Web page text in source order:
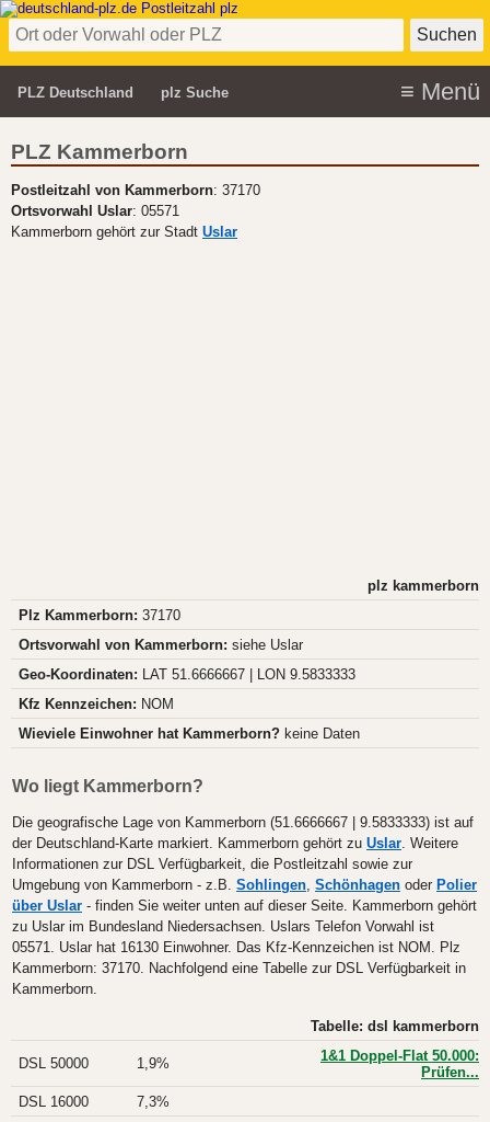
PLZ Deutschland plz Suche
PLZ Kammerborn
Postleitzahl von Kammerborn: 37170
Ortsvorwahl Uslar: 05571
Kammerborn gehört zur Stadt Uslar
plz kammerborn
Plz Kammerborn: 37170
Ortsvorwahl von Kammerborn: siehe Uslar
Geo-Koordinaten: LAT 51.6666667 | LON 9.5833333
Kfz Kennzeichen: NOM
Wieviele Einwohner hat Kammerborn? keine Daten
Wo liegt Kammerborn?
Die geografische Lage von Kammerborn (51.6666667 | 9.5833333) ist auf
der Deutschland-Karte markiert. Kammerborn gehört zu Uslar. Weitere
Informationen zur DSL Verfügbarkeit, die Postleitzahl sowie zur
Umgebung von Kammerborn - z.B. Sohlingen, Schönhagen oder Polier
über Uslar - finden Sie weiter unten auf dieser Seite. Kammerborn gehört
zu Uslar im Bundesland Niedersachsen. Uslars Telefon Vorwahl ist
05571. Uslar hat 16130 Einwohner. Das Kfz-Kennzeichen ist NOM. Plz
Kammerborn: 37170. Nachfolgend eine Tabelle zur DSL Verfügbarkeit in
Kammerborn.
Tabelle: dsl kammerborn
DSL 50000 1,9%
1&1 Doppel-Flat 50.000:
Prüfen...
DSL 16000
7,3%